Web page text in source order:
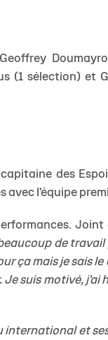
(1 sélection) et
des
avec l'équipe
Joint
de travail
ça mais je sais le
Je suis motivé,
international et